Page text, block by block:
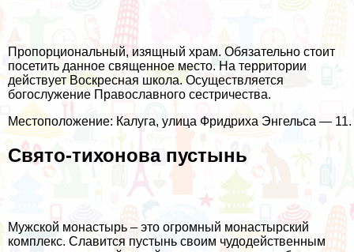
Пропорциональный, изящный храм. Обязательно стоит
посетить данное священное место. На территории
действует Воскресная школа. Осуществляется
богослужение Православного сестричества.
Местоположение: Калуга, улица Фридриха Энгельса — 11.
Свято-тихонова пустынь
Мужской монастырь – это огромный монастырский
комплекс. Славится пустынь своим чудодейственным